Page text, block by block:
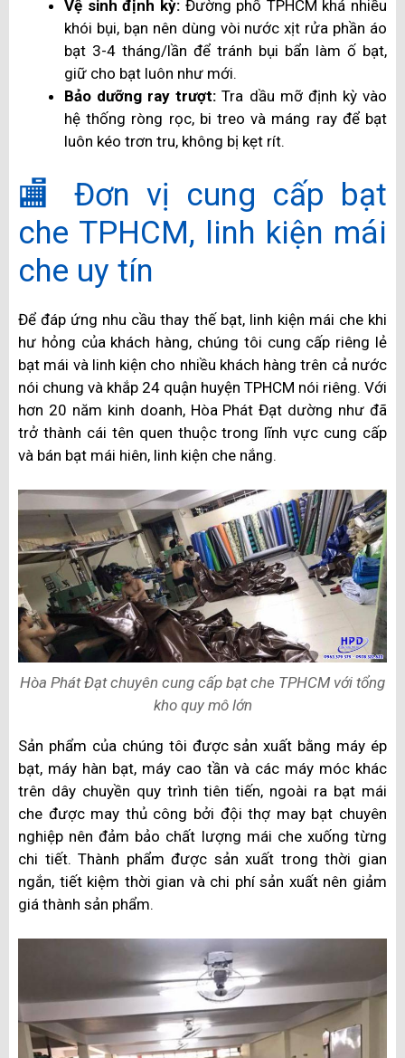
Vệ sinh định kỳ:Đường phố TPHCM khá nhiều
khói bụi, bạn nên dùng vòi nước xịt rửa phần áo
bạt 3-4 tháng/lần để tránh bụi bẩn làm ố bạt,
giữ cho bạt luôn như mới.
Bảo dưỡng ray trượt: Tra dầu mỡ định kỳ vào
hệ thống ròng rọc, bi treo và máng ray để bạt
luôn kéo trơn tru, không bị kẹt rít.
🏬 Đơn vị cung cấp bạt
che TPHCM, linh kiện mái
che uy tín
Để đáp ứng nhu cầu thay thế bạt, linh kiện mái che khi
hư hỏng của khách hàng, chúng tôi cung cấp riêng lẻ
bạt mái và linh kiện cho nhiều khách hàng trên cả nước
nói chung và khắp 24 quận huyện TPHCM nói riêng. Với
hơn 20 năm kinh doanh, Hòa Phát Đạt dường như đã
trở thành cái tên quen thuộc trong lĩnh vực cung cấp
và bán bạt mái hiên, linh kiện che nắng.
Hòa Phát Đạt chuyên cung cấp bạt che TPHCM với tổng
kho quy mô lớn
Sản phẩm của chúng tôi được sản xuất bằng máy ép
bạt, máy hàn bạt, máy cao tần và các máy móc khác
trên dây chuyền quy trình tiên tiến, ngoài ra bạt mái
che được may thủ công bởi đội thợ may bạt chuyên
nghiệp nên đảm bảo chất lượng mái che xuống từng
chi tiết. Thành phẩm được sản xuất trong thời gian
ngắn, tiết kiệm thời gian và chi phí sản xuất nên giảm
giá thành sản phẩm.